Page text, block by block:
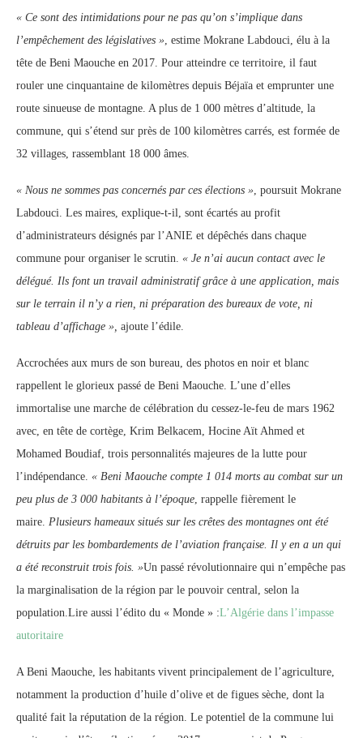
« Ce sont des intimidations pour ne pas qu’on s’implique dans
l’empêchement des législatives » , estime Mokrane Labdouci, élu à la
tête de Beni Maouche en 2017. Pour atteindre ce territoire, il faut
rouler une cinquantaine de kilomètres depuis Béjaïa et emprunter une
route sinueuse de montagne. A plus de 1 000 mètres d’altitude, la
commune, qui s’étend sur près de 100 kilomètres carrés, est formée de
32 villages, rassemblant 18 000 âmes.
« Nous ne sommes pas concernés par ces élections » , poursuit Mokrane
Labdouci. Les maires, explique-t-il, sont écartés au profit
d’administrateurs désignés par l’ANIE et dépêchés dans chaque
commune pour organiser le scrutin. « Je n’ai aucun contact avec le
délégué. Ils font un travail administratif grâce à une application, mais
sur le terrain il n’y a rien, ni préparation des bureaux de vote, ni
tableau d’affichage », ajoute l’édile.
Accrochées aux murs de son bureau, des photos en noir et blanc
rappellent le glorieux passé de Beni Maouche. L’une d’elles
immortalise une marche de célébration du cessez-le-feu de mars 1962
avec, en tête de cortège, Krim Belkacem, Hocine Aït Ahmed et
Mohamed Boudiaf, trois personnalités majeures de la lutte pour
l’indépendance. « Beni Maouche compte 1 014 morts au combat sur un
peu plus de 3 000 habitants à l’époque , rappelle fièrement le
maire. Plusieurs hameaux situés sur les crêtes des montagnes ont été
détruits par les bombardements de l’aviation française. Il y en a un qui
a été reconstruit trois fois. »Un passé révolutionnaire qui n’empêche pas
la marginalisation de la région par le pouvoir central, selon la
population.Lire aussi l’édito du « Monde » :L’Algérie dans l’impasse
autoritaire
A Beni Maouche, les habitants vivent principalement de l’agriculture,
notamment la production d’huile d’olive et de figues sèche, dont la
qualité fait la réputation de la région. Le potentiel de la commune lui